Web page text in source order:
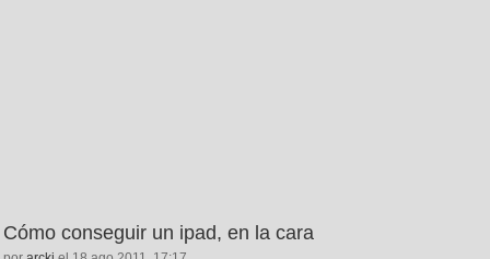
Cómo conseguir un ipad, en la cara